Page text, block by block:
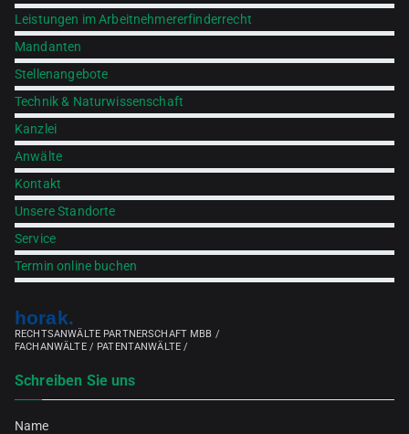
Leistungen im Arbeitnehmererfinderrecht
Mandanten
Stellenangebote
Technik & Naturwissenschaft
Kanzlei
Anwälte
Kontakt
Unsere Standorte
Service
Termin online buchen
horak.
RECHTSANWÄLTE PARTNERSCHAFT MBB /
FACHANWÄLTE / PATENTANWÄLTE /
Schreiben Sie uns
Name